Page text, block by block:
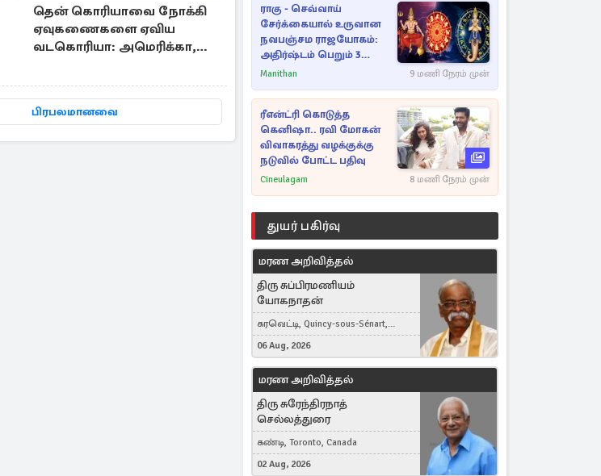
தென் கொரியாவை நோக்கி
ஏவுகணைகளை ஏவிய
வடகொரியா: அமெரிக்கா,
தகவல்
பிரபலமானவை
ராகு - செவ்வாய்
சேர்க்கையால் உருவான
நவபஞ்சம ராஜயோகம்:
அதிர்ஷ்டம் பெறும் 3
ராசிகள்!
Manithan 9 மணி நேரம் முன்
ரீஎன்ட்ரி கொடுத்த
கெனிஷா.. ரவி மோகன்
விவாகரத்து வழக்குக்கு
நடுவில் போட்ட பதிவு
Cineulagam 8 மணி நேரம் முன்
துயர் பகிர்வு
மரண அறிவித்தல்
திரு சுப்பிரமணியம்
யோகநாதன்
கரவெட்டி, Quincy-sous-Sénart,
France
06 Aug, 2026
மரண அறிவித்தல்
திரு சுரேந்திரநாத்
செல்லத்துரை
கண்டி, Toronto, Canada
02 Aug, 2026